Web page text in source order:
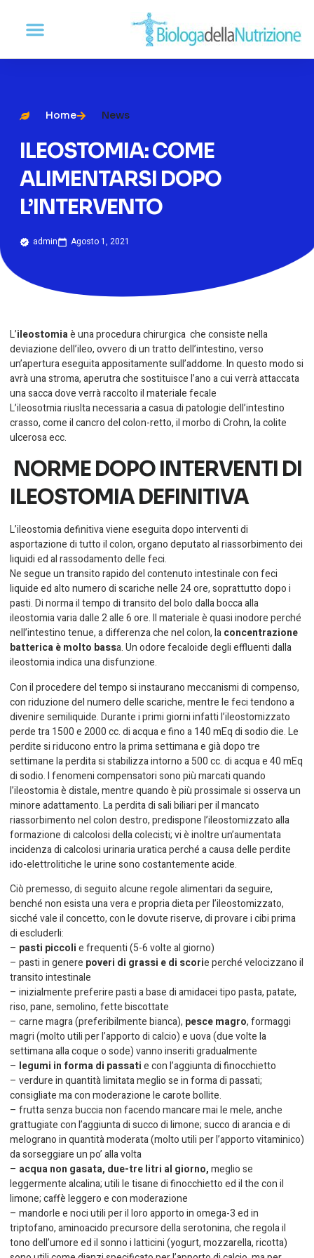
Home News
ILEOSTOMIA: COME
ALIMENTARSI DOPO
L’INTERVENTO
admin Agosto 1, 2021
L’ileostomiaè una procedura chirurgica che consiste nella
deviazione dell’ileo, ovvero di un tratto dell’intestino, verso
un’apertura eseguita appositamente sull’addome. In questo modo si
avrà una stroma, aperutra che sostituisce l’ano a cui verrà attaccata
una sacca dove verrà raccolto il materiale fecale
L’ileosotmia riuslta necessaria a casua di patologie dell’intestino
crasso, come il cancro del colon-retto, il morbo di Crohn, la colite
ulcerosa ecc.
NORME DOPO INTERVENTI DI
ILEOSTOMIA DEFINITIVA
L’ileostomia definitiva viene eseguita dopo interventi di
asportazione di tutto il colon, organo deputato al riassorbimento dei
liquidi ed al rassodamento delle feci.
Ne segue un transito rapido del contenuto intestinale con feci
liquide ed alto numero di scariche nelle 24 ore, soprattutto dopo i
pasti. Di norma il tempo di transito del bolo dalla bocca alla
ileostomia varia dalle 2 alle 6 ore. Il materiale è quasi inodore perché
nell’intestino tenue, a differenza che nel colon, laconcentrazione
batterica è molto bassa. Un odore fecaloide degli effluenti dalla
ileostomia indica una disfunzione.
Con il procedere del tempo si instaurano meccanismi di compenso,
con riduzione del numero delle scariche, mentre le feci tendono a
divenire semiliquide. Durante i primi giorni infatti l’ileostomizzato
perde tra 1500 e 2000 cc. di acqua e fino a 140 mEq di sodio die. Le
perdite si riducono entro la prima settimana e già dopo tre
settimane la perdita si stabilizza intorno a 500 cc. di acqua e 40 mEq
di sodio. I fenomeni compensatori sono più marcati quando
l’ileostomia è distale, mentre quando è più prossimale si osserva un
minore adattamento. La perdita di sali biliari per il mancato
riassorbimento nel colon destro, predispone l’ileostomizzato alla
formazione di calcolosi della colecisti; vi è inoltre un’aumentata
incidenza di calcolosi urinaria uratica perché a causa delle perdite
ido-elettrolitiche le urine sono costantemente acide.
Ciò premesso, di seguito alcune regole alimentari da seguire,
benché non esista una vera e propria dieta per l’ileostomizzato,
sicché vale il concetto, con le dovute riserve, di provare i cibi prima
di escluderli:
– pasti piccolie frequenti (5-6 volte al giorno)
– pasti in genere poveri di grassi e di scorie perché velocizzano il
transito intestinale
– inizialmente preferire pasti a base di amidacei tipo pasta, patate,
riso, pane, semolino, fette biscottate
– carne magra (preferibilmente bianca), pesce magro, formaggi
magri (molto utili per l’apporto di calcio) e uova (due volte la
settimana alla coque o sode) vanno inseriti gradualmente
– legumi in forma di passatie con l’aggiunta di finocchietto
– verdure in quantità limitata meglio se in forma di passati;
consigliate ma con moderazione le carote bollite.
– frutta senza buccia non facendo mancare mai le mele, anche
grattugiate con l’aggiunta di succo di limone; succo di arancia e di
melograno in quantità moderata (molto utili per l’apporto vitaminico)
da sorseggiare un po’ alla volta
– acqua non gasata, due-tre litri al giorno,meglio se
leggermente alcalina; utili le tisane di finocchietto ed il the con il
limone; caffè leggero e con moderazione
– mandorle e noci utili per il loro apporto in omega-3 ed in
triptofano, aminoacido precursore della serotonina, che regola il
tono dell’umore ed il sonno i latticini (yogurt, mozzarella, ricotta)